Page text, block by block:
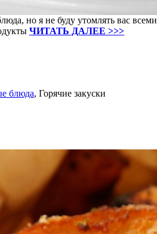
но я не буду утомлять вас
ЧИТАТЬ ДАЛЕЕ >>>
блюда, Горячие закуски